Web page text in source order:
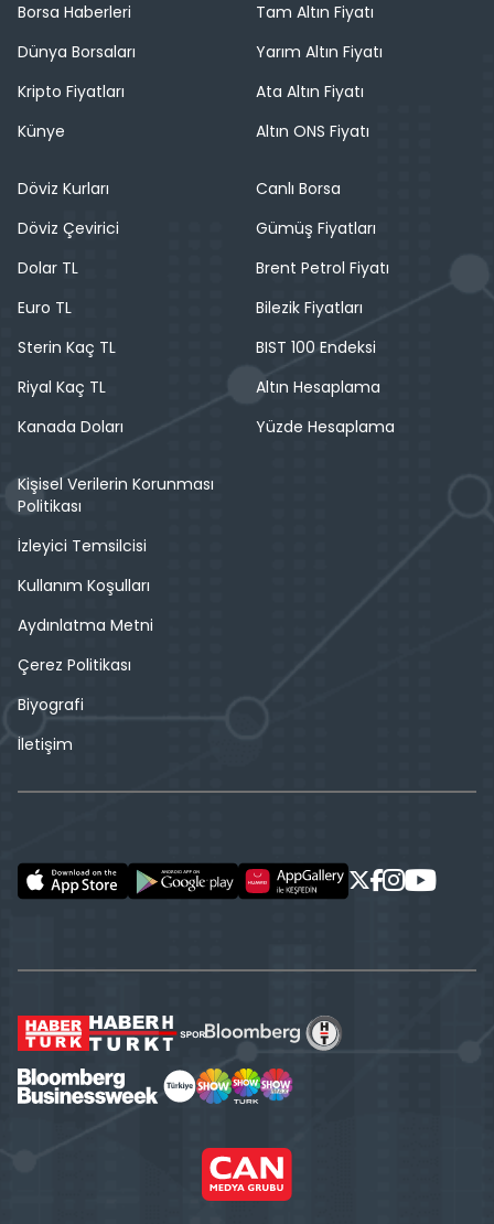
Borsa Haberleri
Dünya Borsaları
Kripto Fiyatları
Künye
Tam Altın Fiyatı
Yarım Altın Fiyatı
Ata Altın Fiyatı
Altın ONS Fiyatı
Döviz Kurları
Döviz Çevirici
Dolar TL
Euro TL
Sterin Kaç TL
Riyal Kaç TL
Kanada Doları
Canlı Borsa
Gümüş Fiyatları
Brent Petrol Fiyatı
Bilezik Fiyatları
BIST 100 Endeksi
Altın Hesaplama
Yüzde Hesaplama
Kişisel Verilerin Korunması
Politikası
İzleyici Temsilcisi
Kullanım Koşulları
Aydınlatma Metni
Çerez Politikası
Biyografi
İletişim